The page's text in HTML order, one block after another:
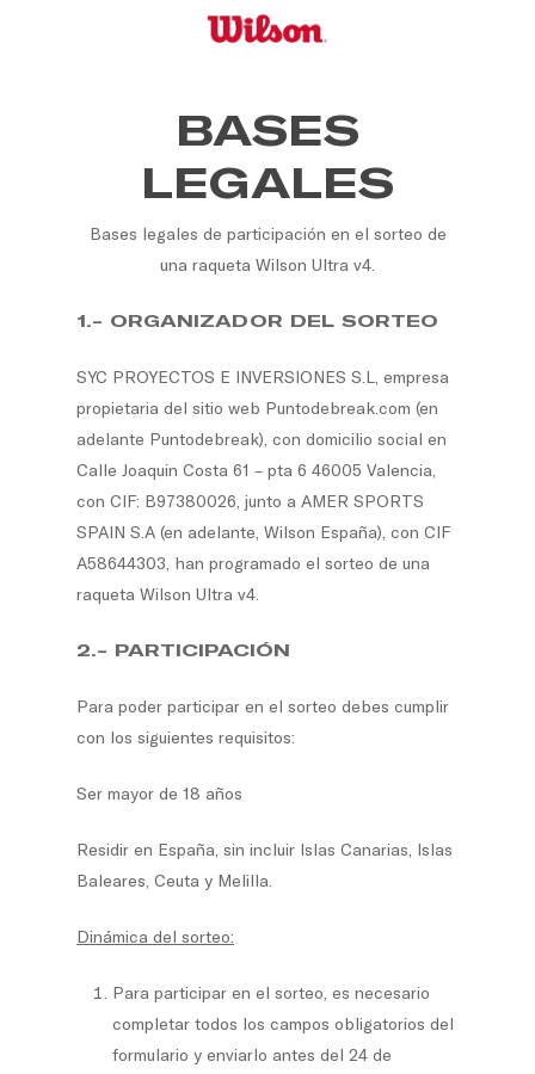
BASES
LEGALES
Bases legales de participación en el sorteo de
una raqueta Wilson Ultra v4.
1.- ORGANIZADOR DEL SORTEO
SYC PROYECTOS E INVERSIONES S.L, empresa
propietaria del sitio web Puntodebreak.com (en
adelante Puntodebreak), con domicilio social en
Calle Joaquin Costa 61 – pta 6 46005 Valencia,
con CIF: B97380026, junto a AMER SPORTS
SPAIN S.A (en adelante, Wilson España), con CIF
A58644303, han programado el sorteo de una
raqueta Wilson Ultra v4.
2.- PARTICIPACIÓN
Para poder participar en el sorteo debes cumplir
con los siguientes requisitos:
Ser mayor de 18 años
Residir en España, sin incluir Islas Canarias, Islas
Baleares, Ceuta y Melilla.
Dinámica del sorteo:
Para participar en el sorteo, es necesario
completar todos los campos obligatorios del
formulario y enviarlo antes del 24 de